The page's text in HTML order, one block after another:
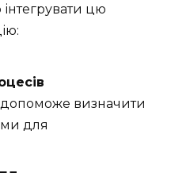
цю
визначити
для